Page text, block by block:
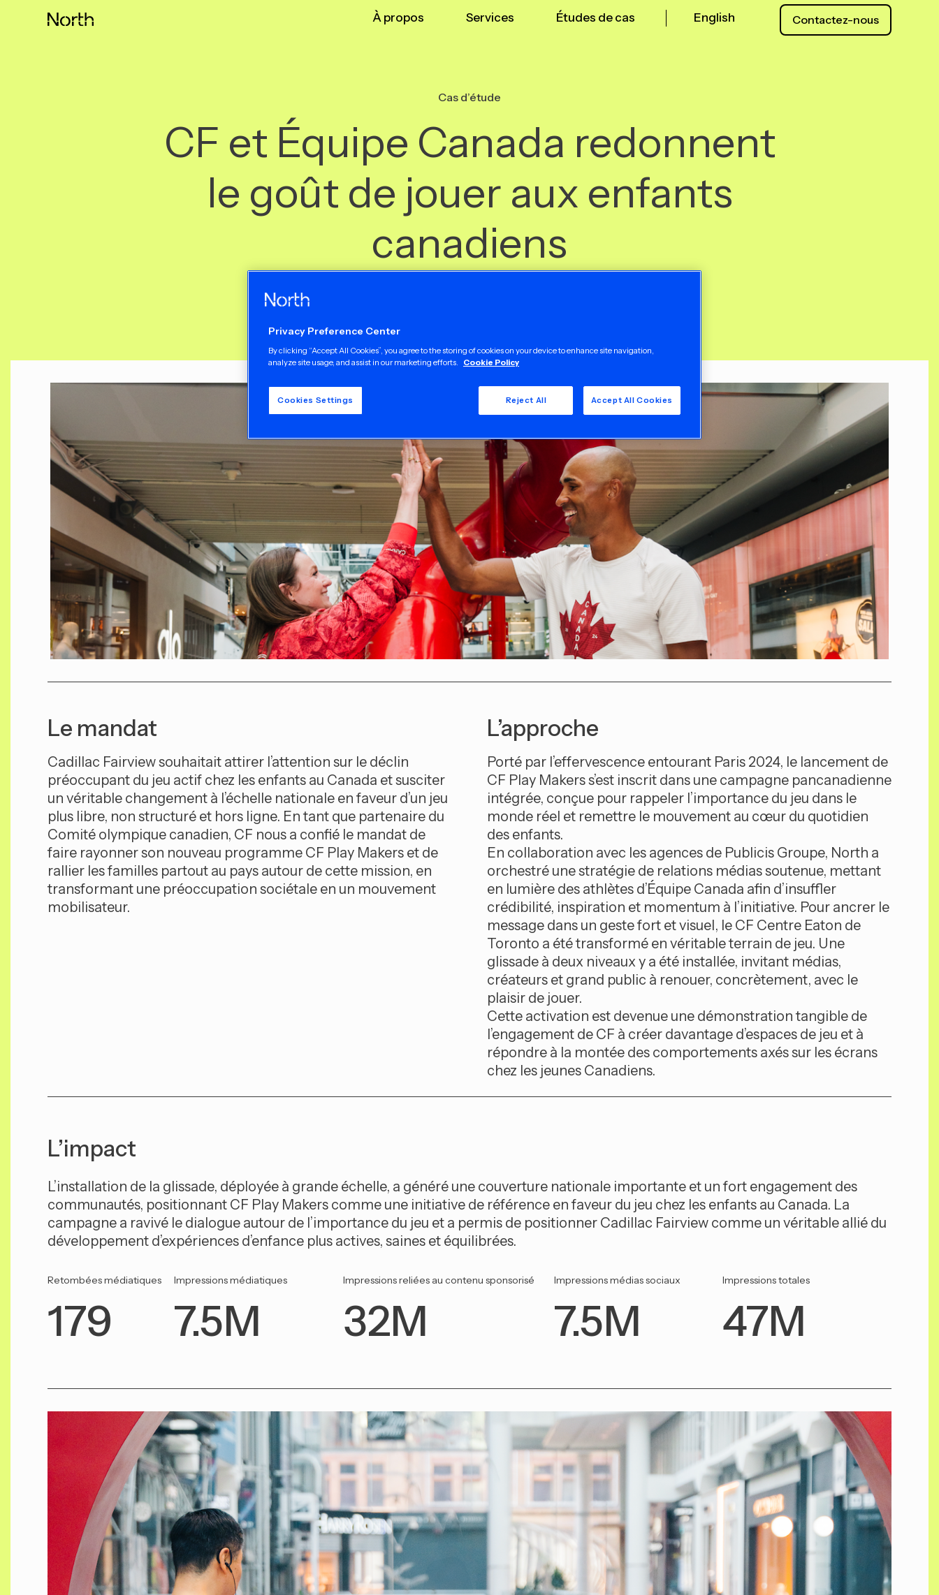
À propos Services Études de cas English Contactez-nous
Cas d’étude
CF et Équipe Canada redonnent
le goût de jouer aux enfants
canadiens
Le mandat
Cadillac Fairview souhaitait attirer l’attention sur le déclin
préoccupant du jeu actif chez les enfants au Canada et susciter
un véritable changement à l’échelle nationale en faveur d’un jeu
plus libre, non structuré et hors ligne. En tant que partenaire du
Comité olympique canadien, CF nous a confié le mandat de
faire rayonner son nouveau programme CF Play Makers et de
rallier les familles partout au pays autour de cette mission, en
transformant une préoccupation sociétale en un mouvement
mobilisateur.
L’approche
Porté par l’effervescence entourant Paris 2024, le lancement de
CF Play Makers s’est inscrit dans une campagne pancanadienne
intégrée, conçue pour rappeler l’importance du jeu dans le
monde réel et remettre le mouvement au cœur du quotidien
des enfants.
En collaboration avec les agences de Publicis Groupe, North a
orchestré une stratégie de relations médias soutenue, mettant
en lumière des athlètes d’Équipe Canada afin d’insuffler
crédibilité, inspiration et momentum à l’initiative. Pour ancrer le
message dans un geste fort et visuel, le CF Centre Eaton de
Toronto a été transformé en véritable terrain de jeu. Une
glissade à deux niveaux y a été installée, invitant médias,
créateurs et grand public à renouer, concrètement, avec le
plaisir de jouer.
Cette activation est devenue une démonstration tangible de
l’engagement de CF à créer davantage d’espaces de jeu et à
répondre à la montée des comportements axés sur les écrans
chez les jeunes Canadiens.
L’impact
L’installation de la glissade, déployée à grande échelle, a généré une couverture nationale importante et un fort engagement des
communautés, positionnant CF Play Makers comme une initiative de référence en faveur du jeu chez les enfants au Canada. La
campagne a ravivé le dialogue autour de l’importance du jeu et a permis de positionner Cadillac Fairview comme un véritable allié du
développement d’expériences d’enfance plus actives, saines et équilibrées.
Retombées médiatiques
7
179
Impressions médiatiques
5
7.5M
Impressions reliées au contenu sponsorisé
2
M
32M
Impressions médias sociaux
7.5M
Impressions totales
7
M
47M
Privacy Preference Center
By clicking “Accept All Cookies”, you agree to the storing of cookies on your device to enhance site navigation,
analyze site usage, and assist in our marketing efforts.
Cookie Policy
Cookies Settings Reject All Accept All Cookies